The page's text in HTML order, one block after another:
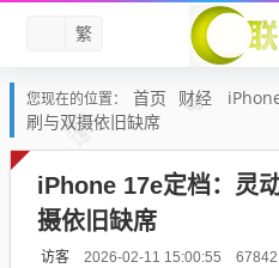
繁
您现在的位置： 首页 财经
刷与双摄依旧缺席
iPhone 17e定档：灵
摄依旧缺席
访客 2026-02-11 15:00:55 67842